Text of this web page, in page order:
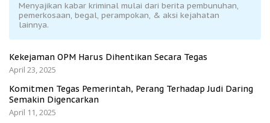
Menyajikan kabar kriminal mulai dari berita pembunuhan,
pemerkosaan, begal, perampokan, & aksi kejahatan
lainnya.
Kekejaman OPM Harus Dihentikan Secara Tegas
April 23, 2025
Komitmen Tegas Pemerintah, Perang Terhadap Judi Daring
Semakin Digencarkan
April 11, 2025